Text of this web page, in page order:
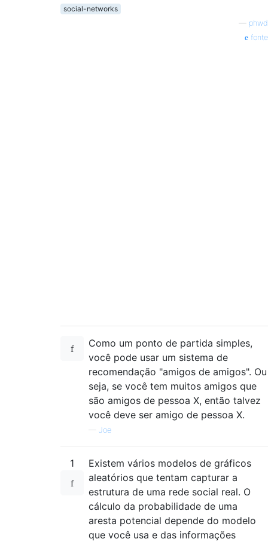
social-networks
phwd
fonte
Como um ponto de partida simples,
você pode usar um sistema de
recomendação "amigos de amigos". Ou
seja, se você tem muitos amigos que
são amigos de pessoa X, então talvez
você deve ser amigo de pessoa X.
— Joe
1
Existem vários modelos de gráficos
aleatórios que tentam capturar a
estrutura de uma rede social real. O
cálculo da probabilidade de uma
aresta potencial depende do modelo
que você usa e das informações